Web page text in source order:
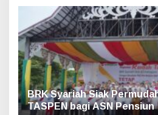
:
BRK Syariah Siak
TASPEN bagi ASN Pensiun